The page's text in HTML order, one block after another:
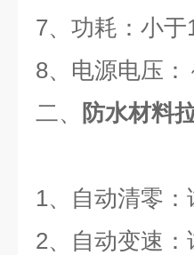
7、功耗：小于
8、电源电压：
二、
防水材料
1、自动清零
2、自动变速